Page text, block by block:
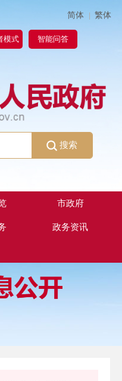
简体 | 繁体
模式 智能问答
搜索
市政府
政务资讯